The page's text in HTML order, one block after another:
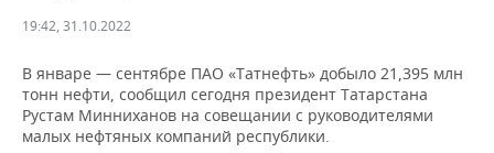
ДЕКЛАРАЦИИ О ДОХОДАХ
КОРОЛИ ГОСЗАКАЗА ПФО
НОВОСТИ ЭКОНОМИКИ
ФИНАНСЫ
ПРОМЫШЛЕННОСТЬ
НОВОСТИ
ПРОМЫШЛЕННОСТИ
НЕДВИЖИМОСТЬ
19:42, 31.10.2022
В январе — сентябре ПАО «Татнефть» добыло 21,395 млн
тонн нефти, сообщил сегодня президент Татарстана
Рустам Минниханов на совещании с руководителями
малых нефтяных компаний республики.